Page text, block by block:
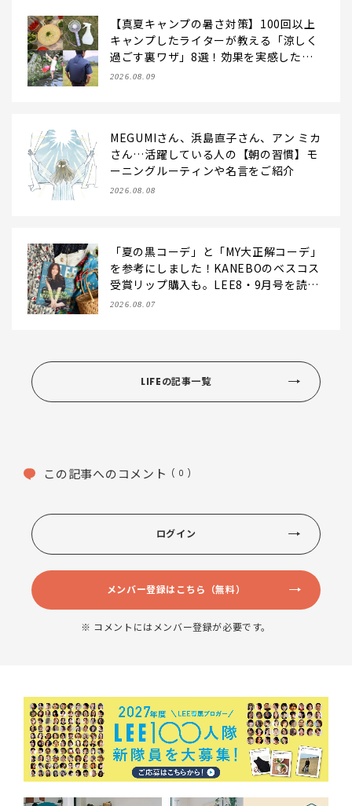
【真夏キャンプの暑さ対策】100回以上
キャンプしたライターが教える「涼しく
過ごす裏ワザ」8選！効果を実感したア
イデアだけを伝授
2026.08.09
MEGUMIさん、浜島直子さん、アン ミカ
さん…活躍している人の【朝の習慣】モ
ーニングルーティンや名言をご紹介
2026.08.08
「夏の黒コーデ」と「MY大正解コーデ」
を参考にしました！KANEBOのベスコス
受賞リップ購入も。LEE8・9月号を読ん
だ6人の感想【LEE100人隊のレビューvo
2026.08.07
LIFEの記事一覧
この記事へのコメント ( 0 )
ログイン
メンバー登録はこちら（無料）
※ コメントにはメンバー登録が必要です。